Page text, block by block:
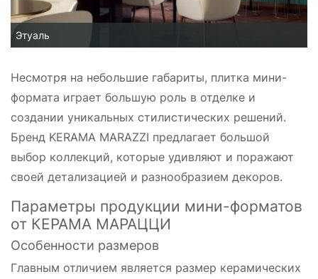
Этуаль
Несмотря на небольшие габариты, плитка мини-
формата играет большую роль в отделке и
создании уникальных стилистических решений.
Бренд KERAMA MARAZZI предлагает большой
выбор коллекций, которые удивляют и поражают
своей детализацией и разнообразием декоров.
Параметры продукции мини-форматов
от КЕРАМА МАРАЦЦИ
Особенности размеров
Главным отличием является размер керамических